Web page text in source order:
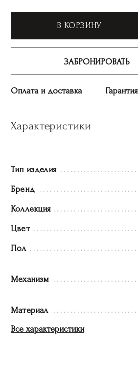
В КОРЗИНУ
ЗАБРОНИРОВАТЬ
Оплата и доставка Гарантия
Характеристики
Тип изделия
Бренд
Коллекция
Цвет
Пол
Механизм
Материал
Все характеристики